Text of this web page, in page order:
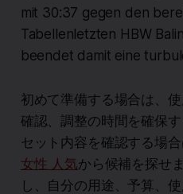
mit 30:37 gegen den
Tabellenletzten HBW
beendet damit eine
初めて準備する場合は、
確認、調整の時間を確保
セット内容を確認する場合
女性 人気から候補を探せ
し、自分の用途、予算、